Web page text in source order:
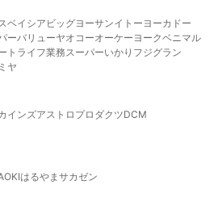
ベイシア ビッグヨーサンイトーヨーカドー
ーバリューヤオコーオーケー ヨークベニマル
ト ライフ業務スーパーいかり フジグラン
ヤ
インズアストロプロダクツDCM
はるやま サカゼン